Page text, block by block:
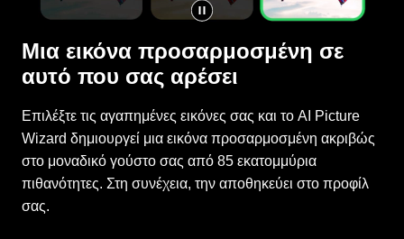
Μια εικόνα προσαρμοσμένη σε
αυτό που σας αρέσει
Επιλέξτε τις αγαπημένες εικόνες σας και το AI Picture
στο μοναδικό γούστο σας από 85 εκατομμύρια
πιθανότητες. Στη συνέχεια, την αποθηκεύει στο προφίλ
σας.